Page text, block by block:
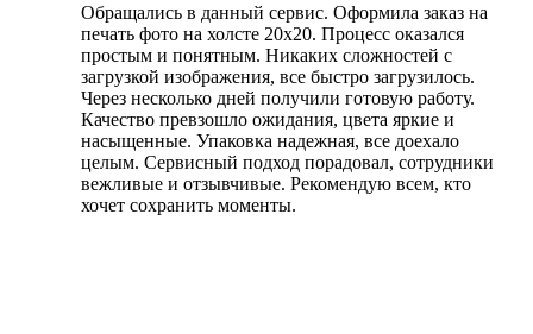
Обращались в данный сервис. Оформила заказ на
печать фото на холсте 20х20. Процесс оказался
простым и понятным. Никаких сложностей с
загрузкой изображения, все быстро загрузилось.
Через несколько дней получили готовую работу.
Качество превзошло ожидания, цвета яркие и
насыщенные. Упаковка надежная, все доехало
целым. Сервисный подход порадовал, сотрудники
вежливые и отзывчивые. Рекомендую всем, кто
хочет сохранить моменты.